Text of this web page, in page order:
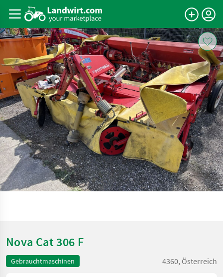
Nova Cat 306 F
Gebrauchtmaschinen 4360, Österreich